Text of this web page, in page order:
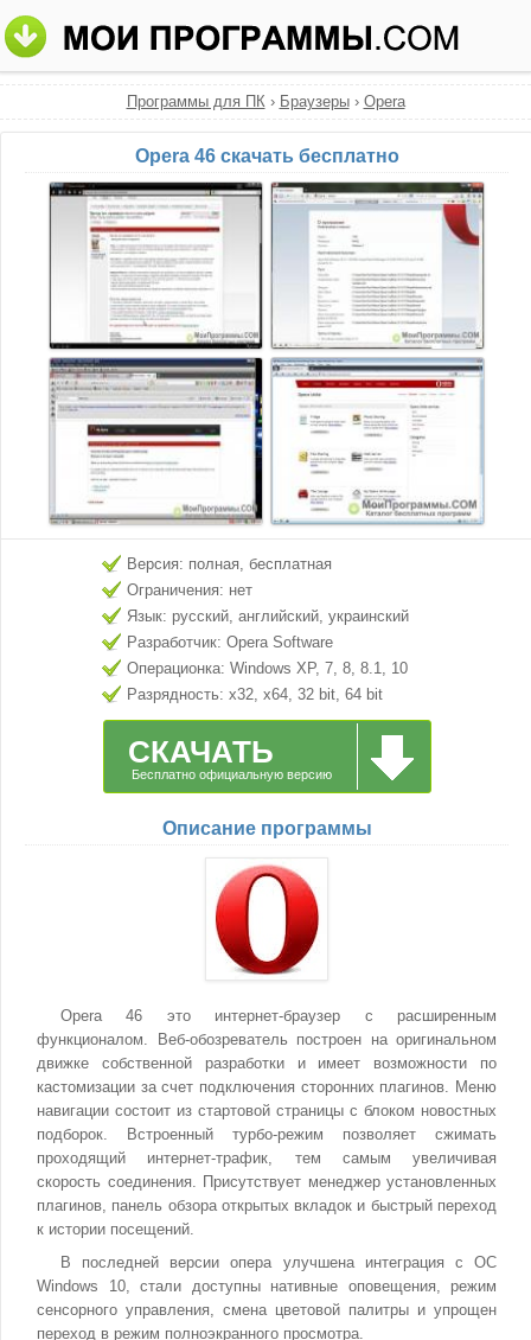
Программы для ПК› Браузеры› Opera
Opera 46 скачать бесплатно
Версия: полная, бесплатная
Ограничения: нет
Язык: русский, английский, украинский
Разработчик: Opera Software
Операционка: Windows XP, 7, 8, 8.1, 10
Разрядность: x32, x64, 32 bit, 64 bit
СКАЧАТЬ
Бесплатно официальную версию
Описание программы
Opera 46 это интернет-браузер с расширенным
функционалом. Веб-обозреватель построен на оригинальном
движке собственной разработки и имеет возможности по
кастомизации за счет подключения сторонних плагинов. Меню
навигации состоит из стартовой страницы с блоком новостных
подборок. Встроенный турбо-режим позволяет сжимать
проходящий интернет-трафик, тем самым увеличивая
скорость соединения. Присутствует менеджер установленных
плагинов, панель обзора открытых вкладок и быстрый переход
к истории посещений.
В последней версии опера улучшена интеграция с ОС
Windows 10, стали доступны нативные оповещения, режим
сенсорного управления, смена цветовой палитры и упрощен
переход в режим полноэкранного просмотра.